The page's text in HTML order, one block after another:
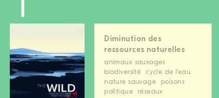
Diminution des
ressources naturelles
animaux sauvages
biodiversité
cycle de l'eau
nature sauvage
poisons
politique
réseaux